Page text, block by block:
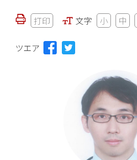
打印 文字 小 中
ツエア